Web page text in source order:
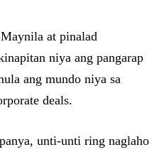
at pinalad
niya ang pangarap
ang mundo niya sa
deals.
unti-unti ring naglaho